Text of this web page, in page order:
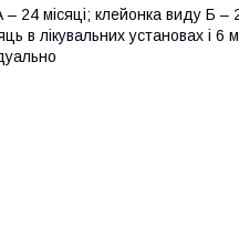
24 місяці; клейонка виду Б –
в лікувальних установах і 6